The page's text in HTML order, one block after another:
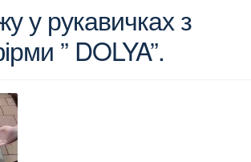
у рукавичках з
” DOLYA”.